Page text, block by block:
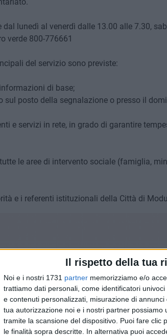
Il rispetto della tua
Noi e i nostri 1731 partner memorizziamo e/o
trattiamo dati personali, come identificatori
e contenuti personalizzati, misurazione di
tua autorizzazione noi e i nostri partner
tramite la scansione del dispositivo. Puoi fare
le finalità sopra descritte. In alternativa puoi
dal lunedì al venerdì dalle 13.00 alle 7.30,
verde 800-776661
del servizio sono previste:
di base;
sul posto della segnalazione o presso il
e servizi in rete, in grado di garantire
le aree di intervento sociale (famiglia,
e i referenti istituzionali della Città di